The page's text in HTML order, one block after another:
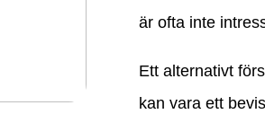
är ofta inte
Ett alternativt
kan vara ett